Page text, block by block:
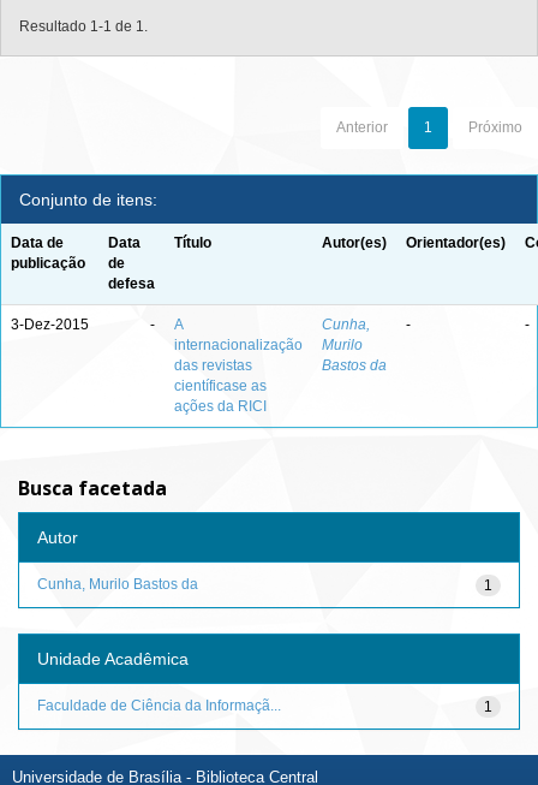
Resultado 1-1 de 1.
Anterior 1 Próximo
Conjunto de itens:
Data de
publicação
Data
de
defesa
Título Autor(es) Orientador(es)
3-Dez-2015 -
A
internacionalização
das revistas
científicase as
ações da RICI
Cunha,
Murilo
Bastos da
- -
Busca facetada
Autor
1
Cunha, Murilo Bastos da
Unidade Acadêmica
1
Faculdade de Ciência da Informaçã...
Universidade de Brasília - Biblioteca Central